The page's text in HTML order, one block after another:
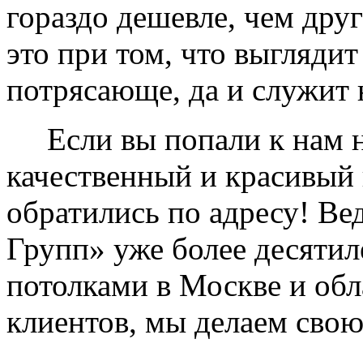
гораздо дешевле, чем
это при том, что
потрясающе, да и служит
Если вы попали к нам
качественный и
обратились по адресу!
Групп» уже более
потолками в Москве и
клиентов, мы делаем